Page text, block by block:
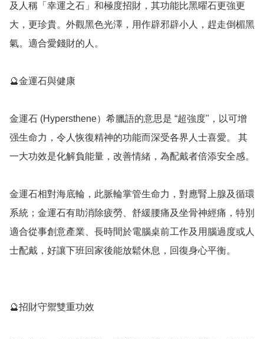
及人稱「幸運之石」和極度招財，其功能比黑曜石更強更
大，更珍貴。外觀黑色光澤，用作辟邪辟小人，趕走倒楣黑
氣。適合愛錢財的人。
🔮金運石與健康
金運石 (Hypersthene）希臘語的意思是 “超強度"，以可增
强生命力，令人恢復精神的功能而深受各界人士喜愛。 其
一大功效是化解負能量，改善情緒，為配戴者倍添安全感。
金運石相對海底輪，此脈輪掌管生命力，對應腎上腺及循環
系統；金運石有助消除疲勞、舒緩腰痛及坐骨神經痛，特別
適合從事創意產業、長時間於電腦桌前工作及用腦過度或人
士配戴，好讓下班回家後能放鬆休息，回復身心平衡。
🔮招財守禦雙重功效